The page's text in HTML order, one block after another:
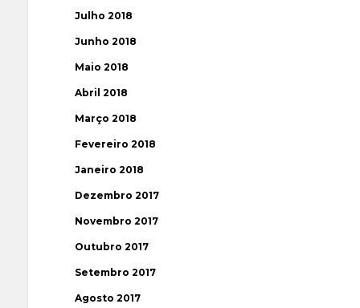
Julho 2018
Junho 2018
Maio 2018
Abril 2018
Março 2018
Fevereiro 2018
Janeiro 2018
Dezembro 2017
Novembro 2017
Outubro 2017
Setembro 2017
Agosto 2017